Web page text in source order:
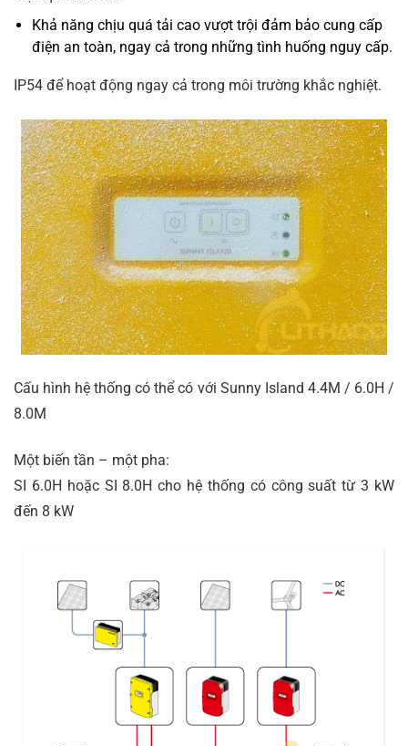
Khả năng chịu quá tải cao vượt trội đảm bảo cung cấp
điện an toàn, ngay cả trong những tình huống nguy cấp.
IP54 để hoạt động ngay cả trong môi trường khắc nghiệt.
Cấu hình hệ thống có thể có với Sunny Island 4.4M / 6.0H /
8.0M
Một biến tần – một pha:
SI 6.0H hoặc SI 8.0H cho hệ thống có công suất từ 3 kW
đến 8 kW